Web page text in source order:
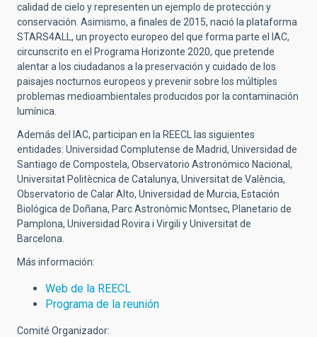
calidad de cielo y representen un ejemplo de protección y
conservación. Asimismo, a finales de 2015, nació la plataforma
STARS4ALL, un proyecto europeo del que forma parte el IAC,
circunscrito en el Programa Horizonte 2020, que pretende
alentar a los ciudadanos a la preservación y cuidado de los
paisajes nocturnos europeos y prevenir sobre los múltiples
problemas medioambientales producidos por la contaminación
lumínica.
Además del IAC, participan en la REECL las siguientes
entidades: Universidad Complutense de Madrid, Universidad de
Santiago de Compostela, Observatorio Astronómico Nacional,
Universitat Politècnica de Catalunya, Universitat de València,
Observatorio de Calar Alto, Universidad de Murcia, Estación
Biológica de Doñana, Parc Astronòmic Montsec, Planetario de
Pamplona, Universidad Rovira i Virgili y Universitat de
Barcelona.
Más información:
Web de la REECL
Programa de la reunión
Comité Organizador: